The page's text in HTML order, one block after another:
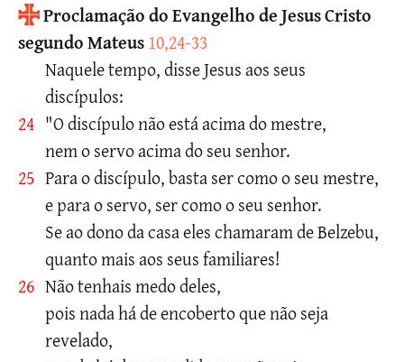
Proclamação do Evangelho de Jesus Cristo
segundo Mateus10,24-33
Naquele tempo, disse Jesus aos seus
discípulos:
24 "O discípulo não está acima do mestre,
nem o servo acima do seu senhor.
25 Para o discípulo, basta ser como o seu mestre,
e para o servo, ser como o seu senhor.
Se ao dono da casa eles chamaram de Belzebu,
quanto mais aos seus familiares!
26 Não tenhais medo deles,
pois nada há de encoberto que não seja
revelado,